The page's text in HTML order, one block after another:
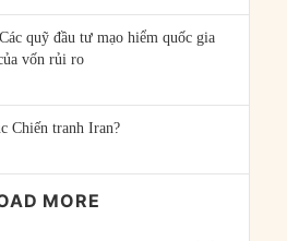
quỹ đầu tư mạo hiểm quốc gia
vốn rủi ro
Chiến tranh Iran?
MORE